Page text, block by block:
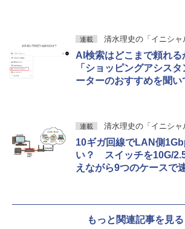
連載 清水理史の「イニシャ
AI検索はどこまで頼れ
「ショッピングアシス
ーターのおすすめを聞い
連載 清水理史の「イニシャ
10ギガ回線でLAN側
い？ スイッチを10G/
えながら9つのケースで
もっと関連記事を見る